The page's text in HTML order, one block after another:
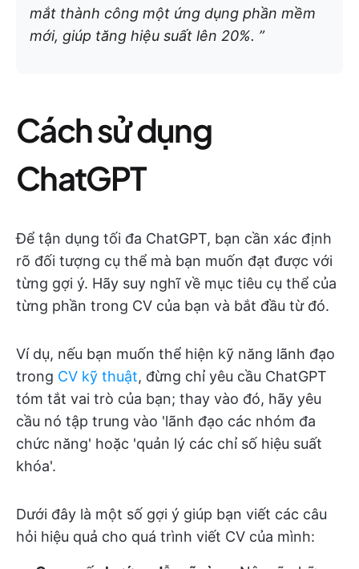
mắt thành công một ứng dụng phần mềm
mới, giúp tăng hiệu suất lên 20%. ”
Cách sử dụng
ChatGPT
Để tận dụng tối đa ChatGPT, bạn cần xác định
rõ đối tượng cụ thể mà bạn muốn đạt được với
từng gợi ý. Hãy suy nghĩ về mục tiêu cụ thể của
từng phần trong CV của bạn và bắt đầu từ đó.
Ví dụ, nếu bạn muốn thể hiện kỹ năng lãnh đạo
trong CV kỹ thuật, đừng chỉ yêu cầu ChatGPT
tóm tắt vai trò của bạn; thay vào đó, hãy yêu
cầu nó tập trung vào 'lãnh đạo các nhóm đa
chức năng' hoặc 'quản lý các chỉ số hiệu suất
khóa'.
Dưới đây là một số gợi ý giúp bạn viết các câu
hỏi hiệu quả cho quá trình viết CV của mình: